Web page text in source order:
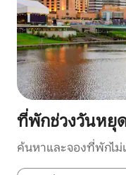
ที่พักช่วงวันหยุ
ค้นหาและจองที่พักไม่